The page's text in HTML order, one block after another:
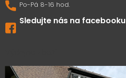
Sledujte nás na facebooku